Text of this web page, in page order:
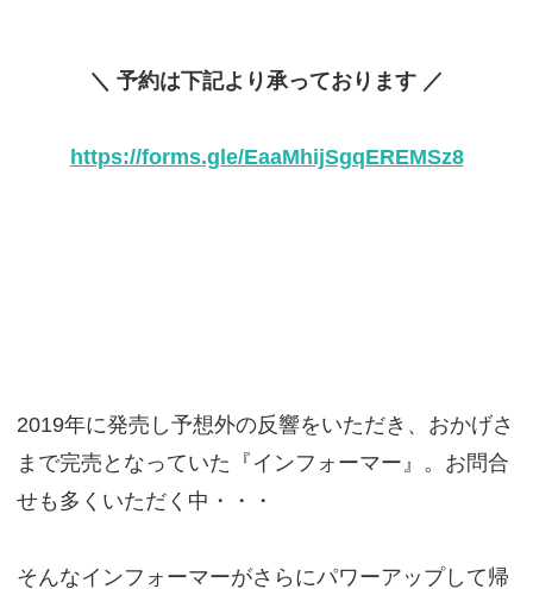
＼ 予約は下記より承っております ／
https://forms.gle/EaaMhijSgqEREMSz8
2019年に発売し予想外の反響をいただき、おかげさ
まで完売となっていた『インフォーマー』。お問合
せも多くいただく中・・・
そんなインフォーマーがさらにパワーアップして帰